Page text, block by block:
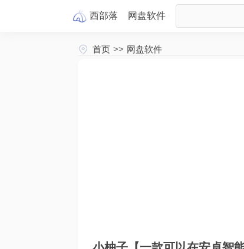
西部落 网盘软件
首页 >> 网盘软件